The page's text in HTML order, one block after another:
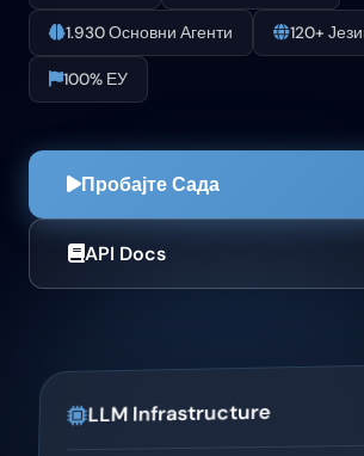
1.930 Основни Агенти 120+
100% ЕУ
Пробајте Сада
API Docs
LLM Infrastructure